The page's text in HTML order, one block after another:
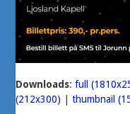
Downloads:full
(212x300) |thumbnail